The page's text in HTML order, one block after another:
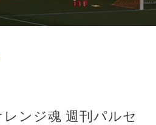
レンジ魂 週刊パルセ